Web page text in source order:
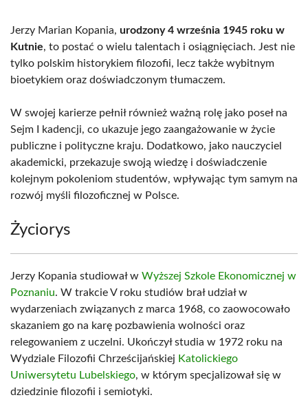
Jerzy Marian Kopania, urodzony 4 września 1945 roku w
Kutnie, to postać o wielu talentach i osiągnięciach. Jest nie
tylko polskim historykiem filozofii, lecz także wybitnym
bioetykiem oraz doświadczonym tłumaczem.
W swojej karierze pełnił również ważną rolę jako poseł na
Sejm I kadencji, co ukazuje jego zaangażowanie w życie
publiczne i polityczne kraju. Dodatkowo, jako nauczyciel
akademicki, przekazuje swoją wiedzę i doświadczenie
kolejnym pokoleniom studentów, wpływając tym samym na
rozwój myśli filozoficznej w Polsce.
Życiorys
Jerzy Kopania studiował w Wyższej Szkole Ekonomicznej w
Poznaniu. W trakcie V roku studiów brał udział w
wydarzeniach związanych z marca 1968, co zaowocowało
skazaniem go na karę pozbawienia wolności oraz
relegowaniem z uczelni. Ukończył studia w 1972 roku na
Wydziale Filozofii Chrześcijańskiej Katolickiego
Uniwersytetu Lubelskiego, w którym specjalizował się w
dziedzinie filozofii i semiotyki.